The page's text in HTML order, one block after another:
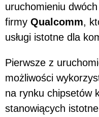
uruchomieniu
firmy Qualcomm,
usługi istotne dla
Pierwsze z
możliwości
na rynku chipsetów
stanowiących